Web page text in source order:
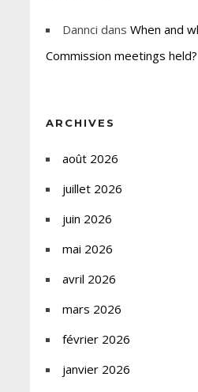
Dannci dans When and
Commission meetings held?
ARCHIVES
août 2026
juillet 2026
juin 2026
mai 2026
avril 2026
mars 2026
février 2026
janvier 2026